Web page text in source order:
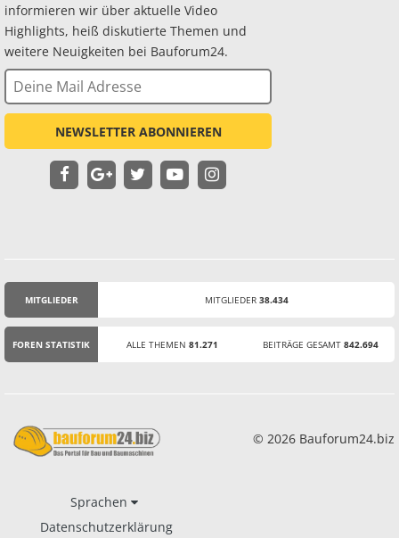
informieren wir über aktuelle Video
Highlights, heiß diskutierte Themen und
weitere Neuigkeiten bei Bauforum24.
NEWSLETTER ABONNIEREN
MITGLIEDER MITGLIEDER 38.434
FOREN STATISTIK ALLE THEMEN 81.271 BEITRÄGE GESAMT 842.694
© 2026 Bauforum24.biz
Sprachen
Datenschutzerklärung